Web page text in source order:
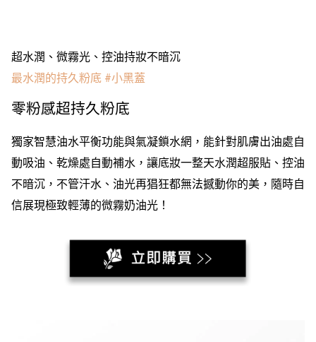
超水潤、微霧光、控油持妝不暗沉
最水潤的持久粉底 #小黑蓋
零粉感超持久粉底
獨家智慧油水平衡功能與氣凝鎖水網，能針對肌膚出油處自
動吸油、乾燥處自動補水，讓底妝一整天水潤超服貼、控油
不暗沉，不管汗水、油光再猖狂都無法撼動你的美，隨時自
信展現極致輕薄的微霧奶油光！